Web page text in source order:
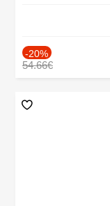
-20%
54.66€